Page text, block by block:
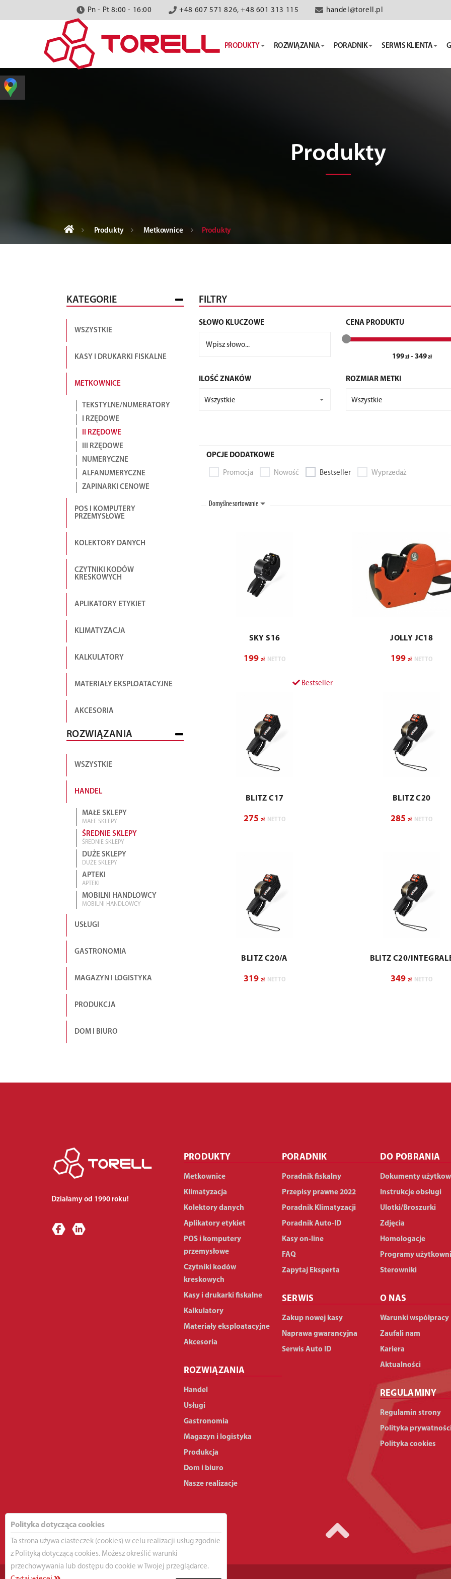
Pn - Pt 8:00 - 16:00 +48 607 571 826, +48 601 313 115 handel@torell.pl
PRODUKTY ROZWIĄZANIA PORADNIK SERWIS KLIENTA
Produkty
Produkty Metkownice Produkty
KATEGORIE
WSZYSTKIE
KASY I DRUKARKI FISKALNE
METKOWNICE
TEKSTYLNE/NUMERATORY
I RZĘDOWE
II RZĘDOWE
III RZĘDOWE
NUMERYCZNE
ALFANUMERYCZNE
ZAPINARKI CENOWE
POS I KOMPUTERY
PRZEMYSŁOWE
KOLEKTORY DANYCH
CZYTNIKI KODÓW
KRESKOWYCH
APLIKATORY ETYKIET
KLIMATYZACJA
KALKULATORY
MATERIAŁY EKSPLOATACYJNE
AKCESORIA
ROZWIĄZANIA
WSZYSTKIE
HANDEL
MAŁE SKLEPY
MAŁE SKLEPY
ŚREDNIE SKLEPY
ŚREDNIE SKLEPY
DUŻE SKLEPY
DUŻE SKLEPY
APTEKI
APTEKI
MOBILNI HANDLOWCY
MOBILNI HANDLOWCY
USŁUGI
GASTRONOMIA
MAGAZYN I LOGISTYKA
PRODUKCJA
DOM I BIURO
FILTRY
SŁOWO KLUCZOWE CENA PRODUKTU
199 - 349
ILOŚĆ ZNAKÓW
Wszystkie
ROZMIAR METKI
Wszystkie
OPCJE DODATKOWE
Promocja Nowość Bestseller Wyprzedaż
Domyślne sortowanie
SKY S16
199 zł NETTO
JOLLY JC18
199 zł NETTO
Bestseller
BLITZ C17
275 zł NETTO
BLITZ C20
285 zł NETTO
BLITZ C20/A
319 zł NETTO
BLITZ C20/
349 zł NETTO
Działamy od 1990 roku!
PRODUKTY
Metkownice
Klimatyzacja
Kolektory danych
Aplikatory etykiet
POS i komputery
przemysłowe
Czytniki kodów
kreskowych
Kasy i drukarki fiskalne
Kalkulatory
Materiały eksploatacyjne
Akcesoria
ROZWIĄZANIA
Handel
Usługi
Gastronomia
Magazyn i logistyka
Produkcja
Dom i biuro
Nasze realizacje
PORADNIK
Poradnik fiskalny
Przepisy prawne 2022
Poradnik Klimatyzacji
Poradnik Auto-ID
Kasy on-line
FAQ
Zapytaj Eksperta
SERWIS
Zakup nowej kasy
Naprawa gwarancyjna
Serwis Auto ID
DO POBRANIA
Dokumenty
Instrukcje obsługi
Ulotki/Broszurki
Zdjęcia
Homologacje
Programy
Sterowniki
O NAS
Warunki współpracy
Zaufali nam
Kariera
Aktualności
REGULAMINY
Regulamin strony
Polityka
Polityka cookies
Polityka dotycząca cookies
Ta strona używa ciasteczek (cookies) w celu realizacji usług zgodnie
z Polityką dotyczącą cookies. Możesz określić warunki
przechowywania lub dostępu do cookie w Twojej przeglądarce.